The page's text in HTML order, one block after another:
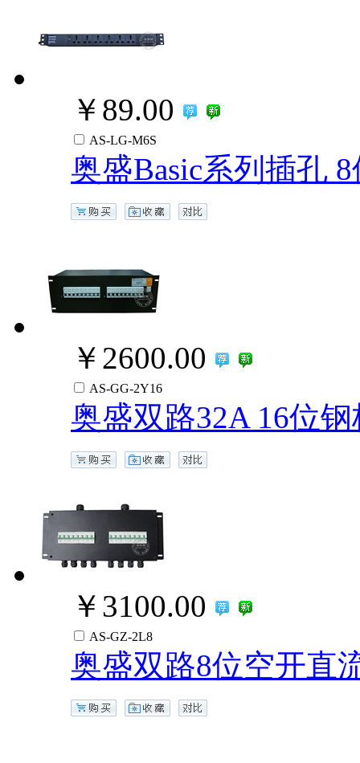
￥89.00
AS-LG-M6S
奥盛Basic系列插孔
￥2600.00
AS-GG-2Y16
奥盛双路32A 16位
￥3100.00
AS-GZ-2L8
奥盛双路8位空开直